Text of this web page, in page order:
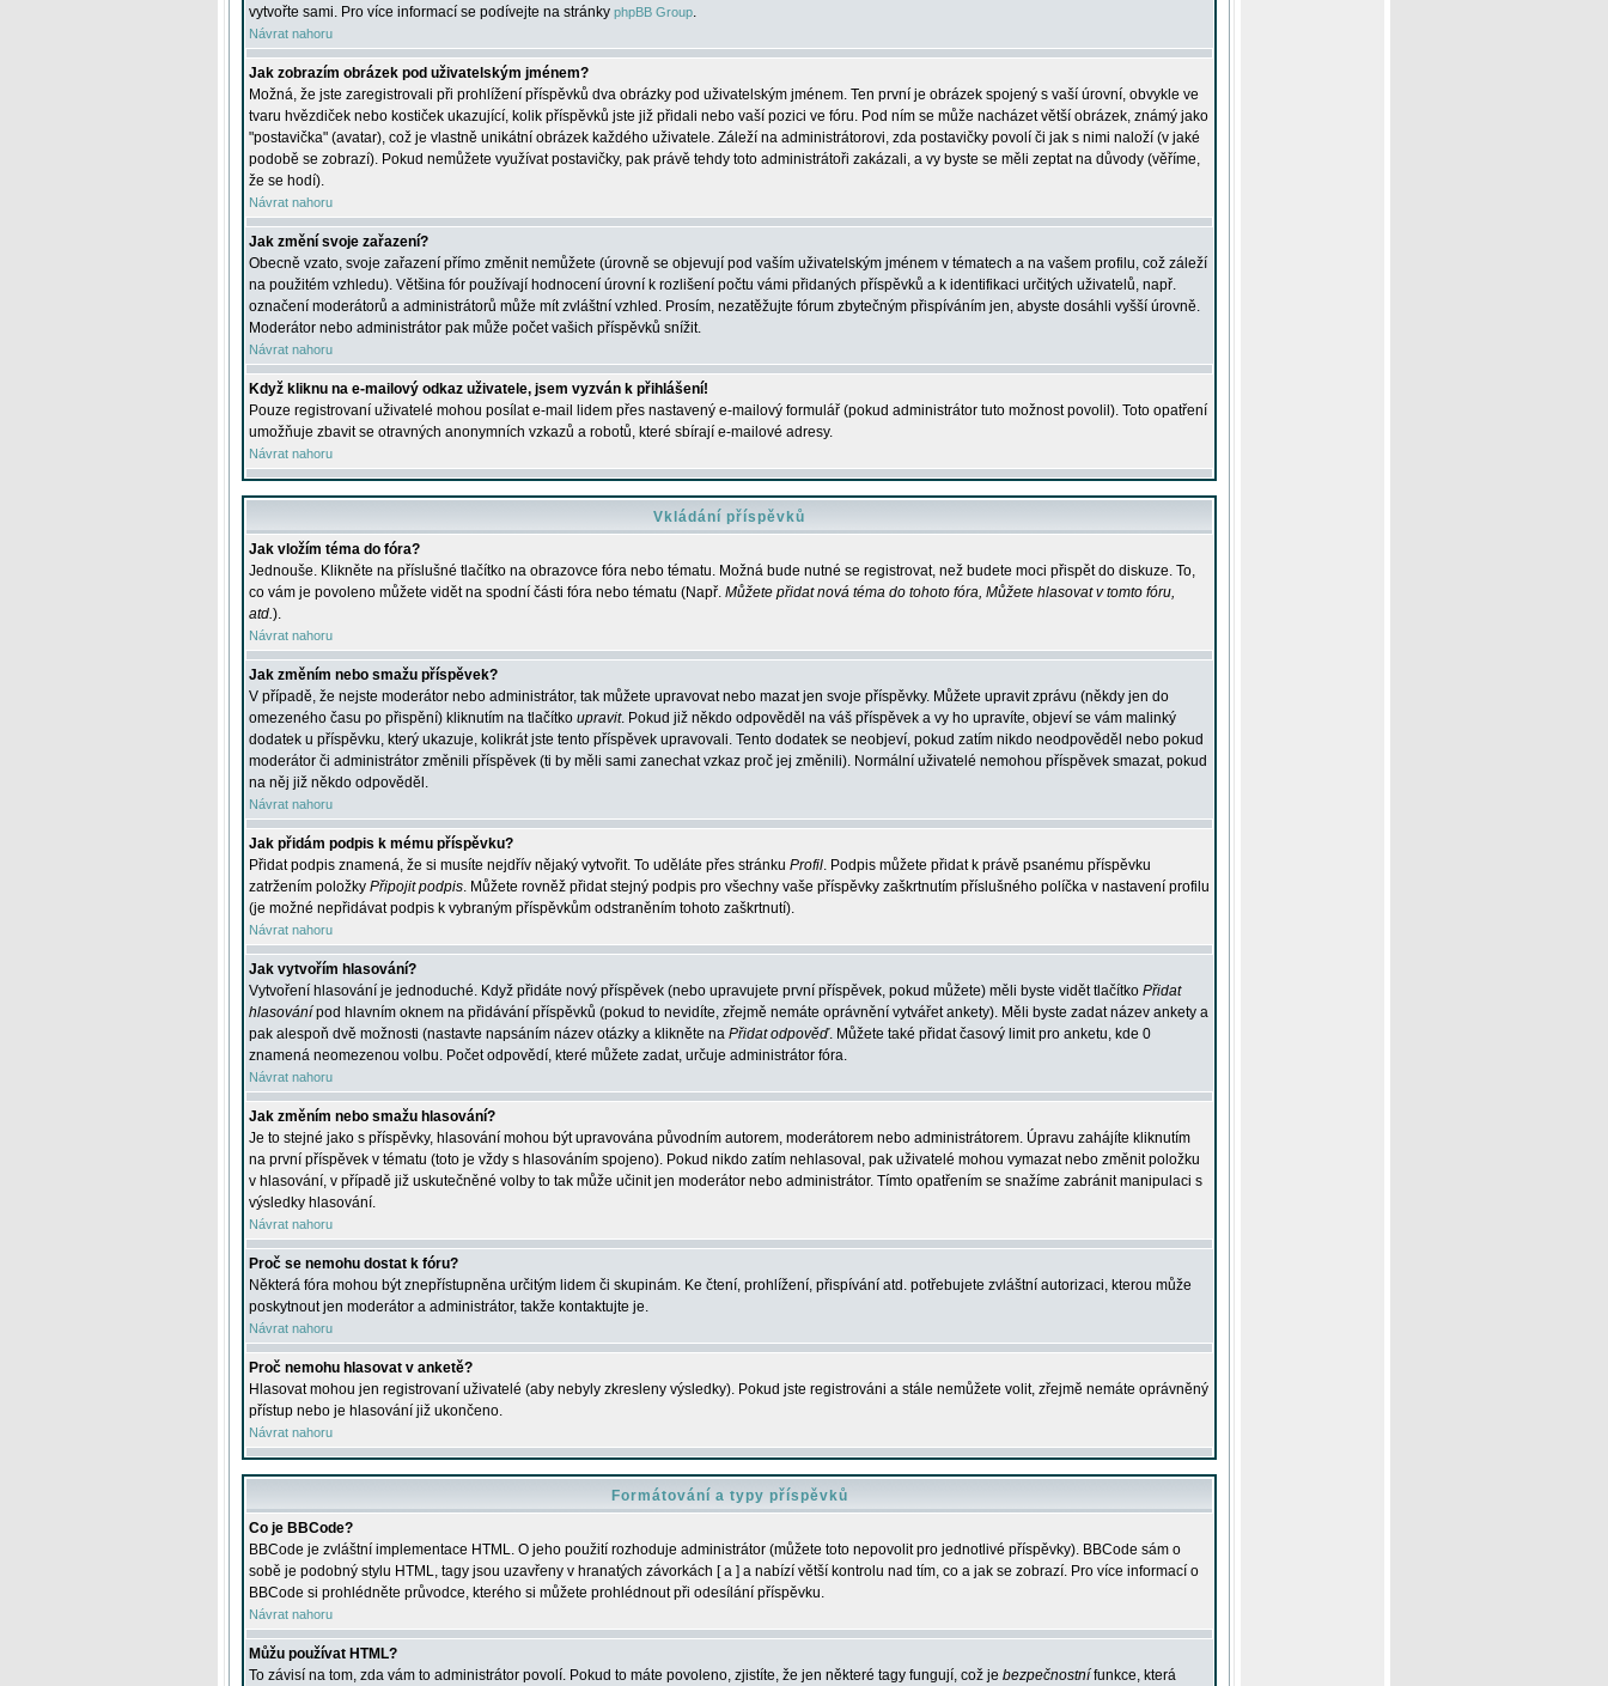
vytvořte sami. Pro více informací se podívejte na stránky phpBB Group.
Návrat nahoru
Jak zobrazím obrázek pod uživatelským jménem?
Možná, že jste zaregistrovali při prohlížení příspěvků dva obrázky pod uživatelským jménem. Ten první je obrázek spojený s vaší úrovní, obvykle ve
tvaru hvězdiček nebo kostiček ukazující, kolik příspěvků jste již přidali nebo vaší pozici ve fóru. Pod ním se může nacházet větší obrázek, známý jako
"postavička" (avatar), což je vlastně unikátní obrázek každého uživatele. Záleží na administrátorovi, zda postavičky povolí či jak s nimi naloží (v jaké
podobě se zobrazí). Pokud nemůžete využívat postavičky, pak právě tehdy toto administrátoři zakázali, a vy byste se měli zeptat na důvody (věříme,
že se hodí).
Návrat nahoru
Jak změní svoje zařazení?
Obecně vzato, svoje zařazení přímo změnit nemůžete (úrovně se objevují pod vaším uživatelským jménem v tématech a na vašem profilu, což záleží
na použitém vzhledu). Většina fór používají hodnocení úrovní k rozlišení počtu vámi přidaných příspěvků a k identifikaci určitých uživatelů, např.
označení moderátorů a administrátorů může mít zvláštní vzhled. Prosím, nezatěžujte fórum zbytečným přispíváním jen, abyste dosáhli vyšší úrovně.
Moderátor nebo administrátor pak může počet vašich příspěvků snížit.
Návrat nahoru
Když kliknu na e-mailový odkaz uživatele, jsem vyzván k přihlášení!
Pouze registrovaní uživatelé mohou posílat e-mail lidem přes nastavený e-mailový formulář (pokud administrátor tuto možnost povolil). Toto opatření
umožňuje zbavit se otravných anonymních vzkazů a robotů, které sbírají e-mailové adresy.
Návrat nahoru
Vkládání příspěvků
Jak vložím téma do fóra?
Jednouše. Klikněte na příslušné tlačítko na obrazovce fóra nebo tématu. Možná bude nutné se registrovat, než budete moci přispět do diskuze. To,
co vám je povoleno můžete vidět na spodní části fóra nebo tématu (Např. Můžete přidat nová téma do tohoto fóra, Můžete hlasovat v tomto fóru,
atd.).
Návrat nahoru
Jak změním nebo smažu příspěvek?
V případě, že nejste moderátor nebo administrátor, tak můžete upravovat nebo mazat jen svoje příspěvky. Můžete upravit zprávu (někdy jen do
omezeného času po přispění) kliknutím na tlačítko upravit. Pokud již někdo odpověděl na váš příspěvek a vy ho upravíte, objeví se vám malinký
dodatek u příspěvku, který ukazuje, kolikrát jste tento příspěvek upravovali. Tento dodatek se neobjeví, pokud zatím nikdo neodpověděl nebo pokud
moderátor či administrátor změnili příspěvek (ti by měli sami zanechat vzkaz proč jej změnili). Normální uživatelé nemohou příspěvek smazat, pokud
na něj již někdo odpověděl.
Návrat nahoru
Jak přidám podpis k mému příspěvku?
Přidat podpis znamená, že si musíte nejdřív nějaký vytvořit. To uděláte přes stránku Profil. Podpis můžete přidat k právě psanému příspěvku
zatržením položky Připojit podpis. Můžete rovněž přidat stejný podpis pro všechny vaše příspěvky zaškrtnutím příslušného políčka v nastavení profilu
(je možné nepřidávat podpis k vybraným příspěvkům odstraněním tohoto zaškrtnutí).
Návrat nahoru
Jak vytvořím hlasování?
Vytvoření hlasování je jednoduché. Když přidáte nový příspěvek (nebo upravujete první příspěvek, pokud můžete) měli byste vidět tlačítko Přidat
hlasování pod hlavním oknem na přidávání příspěvků (pokud to nevidíte, zřejmě nemáte oprávnění vytvářet ankety). Měli byste zadat název ankety a
pak alespoň dvě možnosti (nastavte napsáním název otázky a klikněte na Přidat odpověď. Můžete také přidat časový limit pro anketu, kde 0
znamená neomezenou volbu. Počet odpovědí, které můžete zadat, určuje administrátor fóra.
Návrat nahoru
Jak změním nebo smažu hlasování?
Je to stejné jako s příspěvky, hlasování mohou být upravována původním autorem, moderátorem nebo administrátorem. Úpravu zahájíte kliknutím
na první příspěvek v tématu (toto je vždy s hlasováním spojeno). Pokud nikdo zatím nehlasoval, pak uživatelé mohou vymazat nebo změnit položku
v hlasování, v případě již uskutečněné volby to tak může učinit jen moderátor nebo administrátor. Tímto opatřením se snažíme zabránit manipulaci s
výsledky hlasování.
Návrat nahoru
Proč se nemohu dostat k fóru?
Některá fóra mohou být znepřístupněna určitým lidem či skupinám. Ke čtení, prohlížení, přispívání atd. potřebujete zvláštní autorizaci, kterou může
poskytnout jen moderátor a administrátor, takže kontaktujte je.
Návrat nahoru
Proč nemohu hlasovat v anketě?
Hlasovat mohou jen registrovaní uživatelé (aby nebyly zkresleny výsledky). Pokud jste registrováni a stále nemůžete volit, zřejmě nemáte oprávněný
přístup nebo je hlasování již ukončeno.
Návrat nahoru
Formátování a typy příspěvků
Co je BBCode?
BBCode je zvláštní implementace HTML. O jeho použití rozhoduje administrátor (můžete toto nepovolit pro jednotlivé příspěvky). BBCode sám o
sobě je podobný stylu HTML, tagy jsou uzavřeny v hranatých závorkách [ a ] a nabízí větší kontrolu nad tím, co a jak se zobrazí. Pro více informací o
BBCode si prohlédněte průvodce, kterého si můžete prohlédnout při odesílání příspěvku.
Návrat nahoru
Můžu používat HTML?
To závisí na tom, zda vám to administrátor povolí. Pokud to máte povoleno, zjistíte, že jen některé tagy fungují, což je bezpečnostní funkce, která